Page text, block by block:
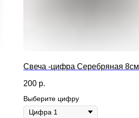
Свеча -цифра Серебряная 8см
200 р.
Выберите цифру